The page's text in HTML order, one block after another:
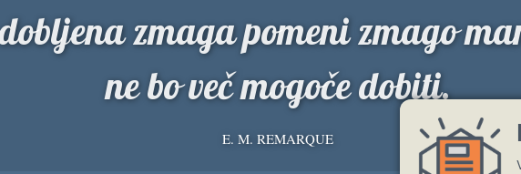
zmaga pomeni zmago
ne bo več mogoče dobiti.
E. M. REMARQUE